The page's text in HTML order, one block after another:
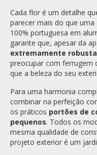
Cada flor é um detalhe
parecer mais do que
100% portuguesa em
garante que, apesar da
extremamente
preocupar com ferrugem
que a beleza do seu
Para uma harmonia
combinar na perfeição
os práticos portões de
pequenos. Todos os
mesma qualidade de
projeto exterior é um